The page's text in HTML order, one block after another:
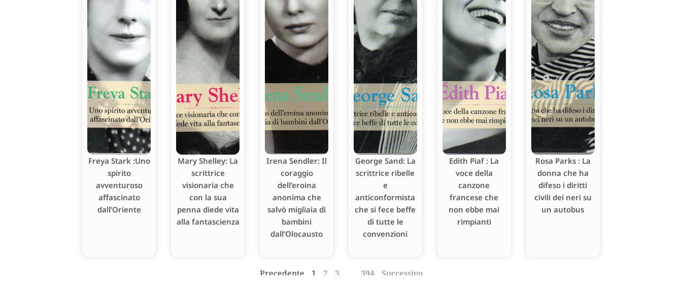
Freya Stark :Uno
spirito
avventuroso
affascinato
dall’Oriente
Mary Shelley: La
scrittrice
visionaria che
con la sua
penna diede vita
alla fantascienza
Irena Sendler: Il
coraggio
dell’eroina
anonima che
salvò migliaia di
bambini
dall’Olocausto
George Sand: La
scrittrice ribelle
e
anticonformista
che si fece beffe
di tutte le
convenzioni
Edith Piaf : La
voce della
canzone
francese che
non ebbe mai
rimpianti
Rosa Parks : La
donna che ha
difeso i diritti
civili dei neri su
un autobus
Precedente 1 2 3 394 Successivo